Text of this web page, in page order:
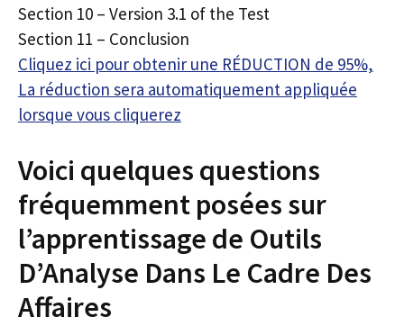
Section 10 – Version 3.1 of the Test
Section 11 – Conclusion
Cliquez ici pour obtenir une RÉDUCTION de 95%,
La réduction sera automatiquement appliquée
lorsque vous cliquerez
Voici quelques questions
fréquemment posées sur
l’apprentissage de Outils
D’Analyse Dans Le Cadre Des
Affaires